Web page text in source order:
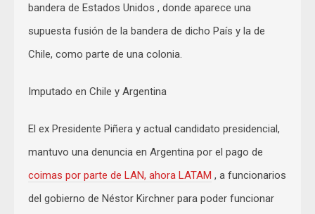
bandera de Estados Unidos , donde aparece una
supuesta fusión de la bandera de dicho País y la de
Chile, como parte de una colonia.
Imputado en Chile y Argentina
El ex Presidente Piñera y actual candidato presidencial,
mantuvo una denuncia en Argentina por el pago de
coimas por parte de LAN, ahora LATAM , a funcionarios
del gobierno de Néstor Kirchner para poder funcionar